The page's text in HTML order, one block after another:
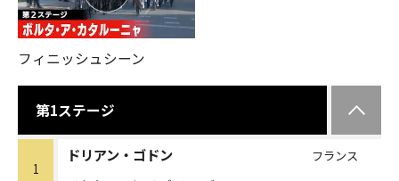
フィニッシュシーン
第1ステージ
1
ドリアン・ゴドン
フランス